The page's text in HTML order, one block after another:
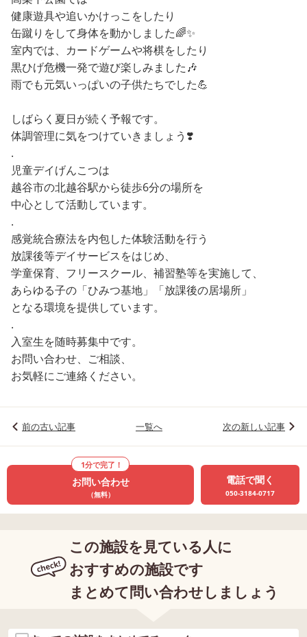
健康遊具や追いかけっこをしたり
缶蹴りをして身体を動かしました🌈✨
室内では、カードゲームや将棋をしたり
黒ひげ危機一発で遊び楽しみました🎶
雨でも元気いっぱいの子供たちでした💪
しばらく夏日が続く予報です。
体調管理に気をつけていきましょう❣️
.
児童デイげんこつは
越谷市の北越谷駅から徒歩6分の場所を
中心として活動しています。
.
感覚統合療法を内包した体験活動を行う
放課後等デイサービスをはじめ、
学童保育、フリースクール、補習塾等を実施して、
あらゆる子の「ひみつ基地」「放課後の居場所」
となる環境を提供しています。
.
入室生を随時募集中です。
お問い合わせ、ご相談、
お気軽にご連絡ください。
前の古い記事 一覧へ 次の新しい記事
1分で完了！
お問い合わせ
（無料）
電話で聞く
050-3184-0717
この施設を見ている人に
おすすめの施設です
まとめて問い合わせしましょう